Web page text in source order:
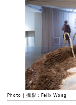
Photo｜攝影：Felix Wong